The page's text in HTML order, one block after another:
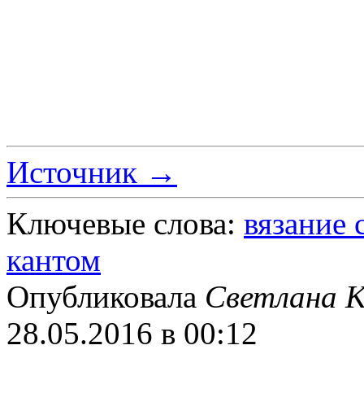
Источник →
Ключевые слова: вязание
кантом
Опубликовала Светлана
28.05.2016 в 00:12